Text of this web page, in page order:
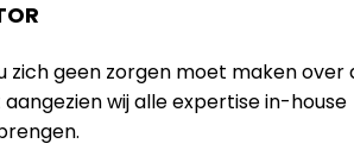
zich geen zorgen moet maken over
wij alle expertise in-house